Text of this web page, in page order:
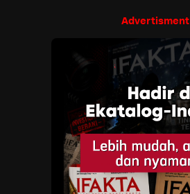
Advertisment